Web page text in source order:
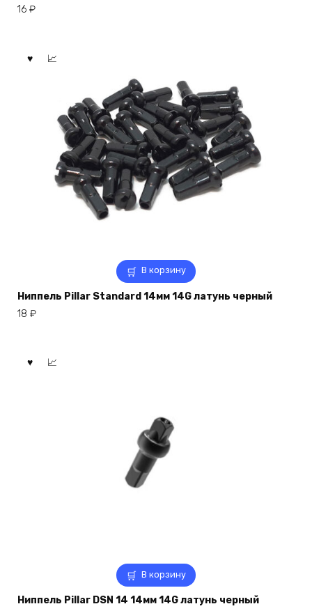
16 ₽
В корзину
Ниппель Pillar Standard 14мм 14G латунь черный
18 ₽
В корзину
Ниппель Pillar DSN 14 14мм 14G латунь черный